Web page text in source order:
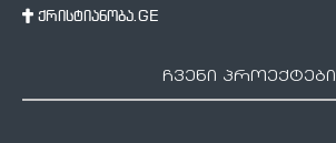
ქრისტიანობა.GE
ჩვენი პროექტები